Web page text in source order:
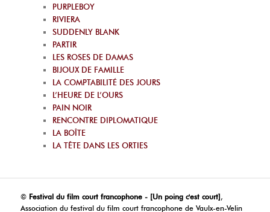
PURPLEBOY
RIVIERA
SUDDENLY BLANK
PARTIR
LES ROSES DE DAMAS
BIJOUX DE FAMILLE
LA COMPTABILITÉ DES JOURS
L’HEURE DE L’OURS
PAIN NOIR
RENCONTRE DIPLOMATIQUE
LA BOÎTE
LA TÊTE DANS LES ORTIES
© Festival du film court francophone - [Un poing c'est court],
Association du festival du film court francophone de Vaulx-en-Velin